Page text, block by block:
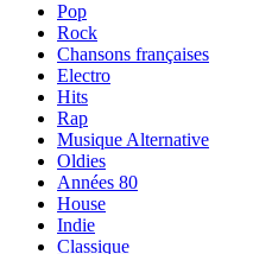
Pop
Rock
Chansons françaises
Electro
Hits
Rap
Musique Alternative
Oldies
Années 80
House
Indie
Classique